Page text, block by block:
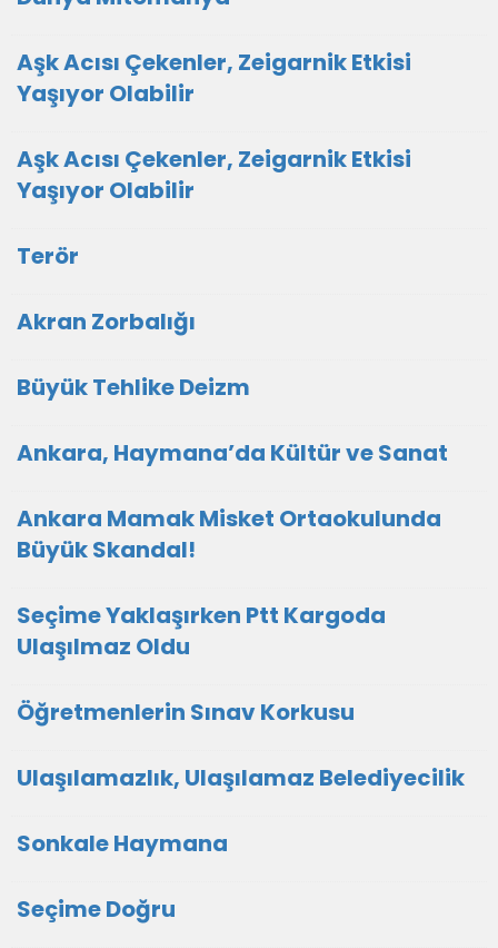
Aşk Acısı Çekenler, Zeigarnik Etkisi
Yaşıyor Olabilir
Aşk Acısı Çekenler, Zeigarnik Etkisi
Yaşıyor Olabilir
Terör
Akran Zorbalığı
Büyük Tehlike Deizm
Ankara, Haymana’da Kültür ve Sanat
Ankara Mamak Misket Ortaokulunda
Büyük Skandal!
Seçime Yaklaşırken Ptt Kargoda
Ulaşılmaz Oldu
Öğretmenlerin Sınav Korkusu
Ulaşılamazlık, Ulaşılamaz Belediyecilik
Sonkale Haymana
Seçime Doğru